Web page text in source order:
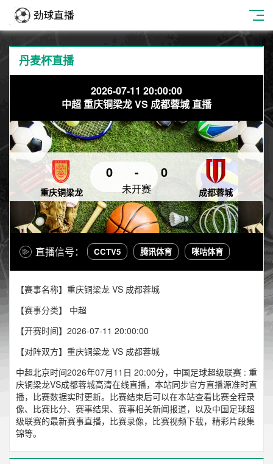
丹麦杯直播
2026-07-11 20:00:00
中超 重庆铜梁龙 VS 成都蓉城 直播
重庆铜梁龙
0 - 0
成都蓉城
未开赛
直播信号： CCTV5 腾讯体育 咪咕体育
【赛事名称】重庆铜梁龙 VS 成都蓉城
【赛事分类】 中超
【开赛时间】2026-07-11 20:00:00
【对阵双方】重庆铜梁龙 VS 成都蓉城
中超北京时间2026年07月11日 20:00分，中国足球超级联赛 : 重
庆铜梁龙VS成都蓉城高清在线直播，本站同步官方直播源准时直
播，比赛数据实时更新。比赛结束后可以在本站查看比赛全程录
像、比赛比分、赛事结果、赛事相关新闻报道，以及中国足球超
级联赛的最新赛事直播，比赛录像，比赛视频下载，精彩片段集
锦等。